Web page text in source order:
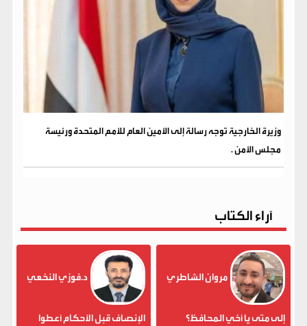
وزيرة الخارجية توجه رسالة إلى الأمين العام للأمم المتحدة ورئيسة
مجلس الأمن .
آراء الكتاب
مروان الشاطري
إلى متى يا أخي المحافظ؟
د.فوزي النخعي
الإنصاف قبل الأحكام أعطوا